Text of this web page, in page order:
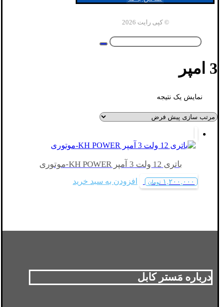
© کپی رایت 2026
3 امپر
نمایش یک نتیجه
باتری 12 ولت 3 آمپر KH POWER-موتوری
۱,۲۰۰,۰۰۰ تومان افزودن به سبد خرید
درباره مَستر کابل